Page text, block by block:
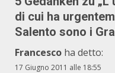
di cui ha
Salento sono i
Francesco ha detto:
17 Giugno 2011 alle 18:55